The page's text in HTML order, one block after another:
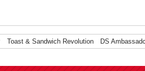
Toast & Sandwich Revolution DS Ambassador